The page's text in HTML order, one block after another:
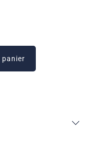
panier